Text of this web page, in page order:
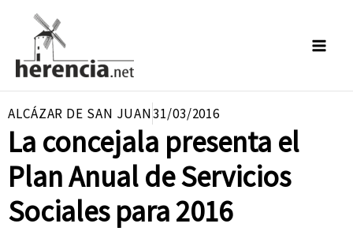
contenido
ALCÁZAR DE SAN JUAN31/03/2016
La concejala presenta el
Plan Anual de Servicios
Sociales para 2016